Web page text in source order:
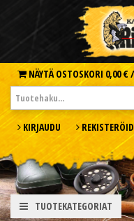
NÄYTÄ OSTOSKORI 0,00 € /
KIRJAUDU
TUOTEKATEGORIAT